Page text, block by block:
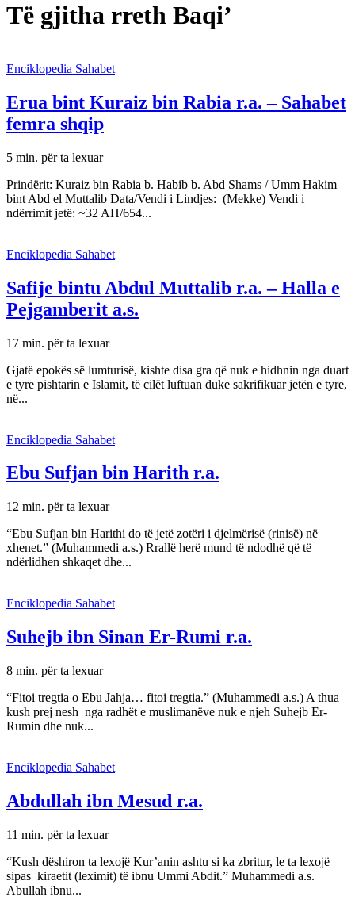
Të gjitha rreth Baqi’
Enciklopedia Sahabet
Erua bint Kuraiz bin Rabia r.a. – Sahabet
femra shqip
5 min. për ta lexuar
Prindërit: Kuraiz bin Rabia b. Habib b. Abd Shams / Umm Hakim
bint Abd el Muttalib Data/Vendi i Lindjes: (Mekke) Vendi i
ndërrimit jetë: ~32 AH/654...
Enciklopedia Sahabet
Safije bintu Abdul Muttalib r.a. – Halla e
Pejgamberit a.s.
17 min. për ta lexuar
Gjatë epokës së lumturisë, kishte disa gra që nuk e hidhnin nga duart
e tyre pishtarin e Islamit, të cilët luftuan duke sakrifikuar jetën e tyre,
në...
Enciklopedia Sahabet
Ebu Sufjan bin Harith r.a.
12 min. për ta lexuar
“Ebu Sufjan bin Harithi do të jetë zotëri i djelmërisë (rinisë) në
xhenet.” (Muhammedi a.s.) Rrallë herë mund të ndodhë që të
ndërlidhen shkaqet dhe...
Enciklopedia Sahabet
Suhejb ibn Sinan Er-Rumi r.a.
8 min. për ta lexuar
“Fitoi tregtia o Ebu Jahja… fitoi tregtia.” (Muhammedi a.s.) A thua
kush prej nesh nga radhët e muslimanëve nuk e njeh Suhejb Er-
Rumin dhe nuk...
Enciklopedia Sahabet
Abdullah ibn Mesud r.a.
11 min. për ta lexuar
“Kush dëshiron ta lexojë Kur’anin ashtu si ka zbritur, le ta lexojë
sipas kiraetit (leximit) të ibnu Ummi Abdit.” Muhammedi a.s.
Abullah ibnu...